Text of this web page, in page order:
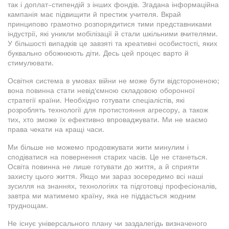
так і доплат-стипендій з інших фондів. Згадана інформаційна
кампанія має підвищити й престиж учителя. Вкрай
принципово грамотно розпорядитися тими представниками
індустрії, які уникли мобілізації й стали шкільними вчителями.
У більшості випадків це завзяті та креативні особистості, яких
буквально обожнюють діти. Десь цей процес варто й
стимулювати.
Освітня система в умовах війни не може бути відстороненою;
вона повинна стати невід'ємною складовою оборонної
стратегії країни. Необхідно готувати спеціалістів, які
розроблять технології для протистояння агресору, а також
тих, хто зможе їх ефективно впроваджувати. Ми не маємо
права чекати на кращі часи.
Ми більше не можемо продовжувати жити минулим і
сподіватися на повернення старих часів. Це не станеться.
Освіта повинна не лише готувати до життя, а й сприяти
захисту цього життя. Якщо ми зараз зосередимо всі наші
зусилля на знаннях, технологіях та підготовці професіоналів,
завтра ми матимемо країну, яка не піддасться жодним
труднощам.
Не існує універсального плану чи заздалегідь визначеного